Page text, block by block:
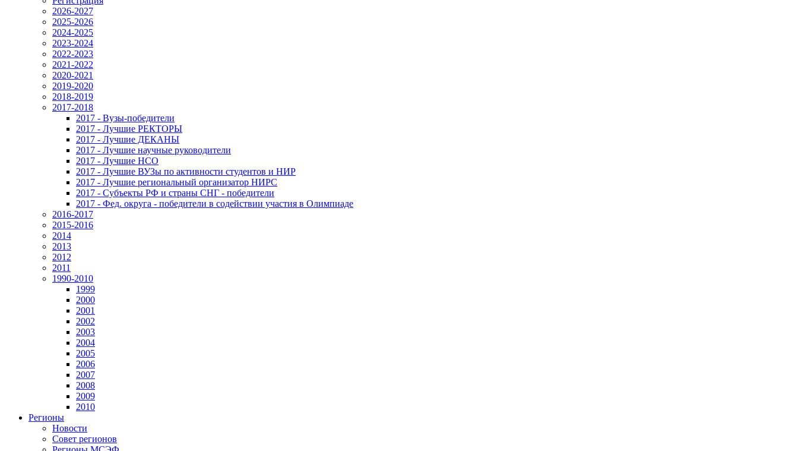
2026-2027
2025-2026
2024-2025
2023-2024
2022-2023
2021-2022
2020-2021
2019-2020
2018-2019
2017-2018
2017 - Вузы-победители
2017 - Лучшие РЕКТОРЫ
2017 - Лучшие ДЕКАНЫ
2017 - Лучшие научные руководители
2017 - Лучшие НСО
2017 - Лучшие ВУЗы по активности студентов и НИР
2017 - Лучшие региональный организатор НИРС
2017 - Субъекты РФ и страны СНГ - победители
2017 - Фед. округа - победители в содействии участия в Олимпиаде
2016-2017
2015-2016
2014
2013
2012
2011
1990-2010
1999
2000
2001
2002
2003
2004
2005
2006
2007
2008
2009
2010
Регионы
Новости
Совет регионов